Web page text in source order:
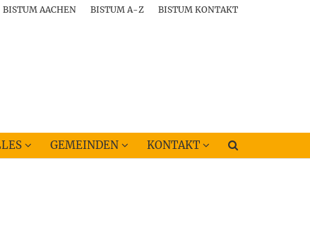
BISTUM AACHEN BISTUM A-Z BISTUM KONTAKT
GEMEINDEN KONTAKT